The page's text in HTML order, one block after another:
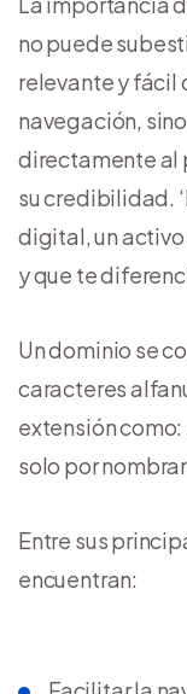
no puede
relevante y fácil
navegación,
directamente al
su credibilidad.
digital, un
y que te
Un dominio se
caracteres
extensión como:
solo por
Entre sus
encuentran: